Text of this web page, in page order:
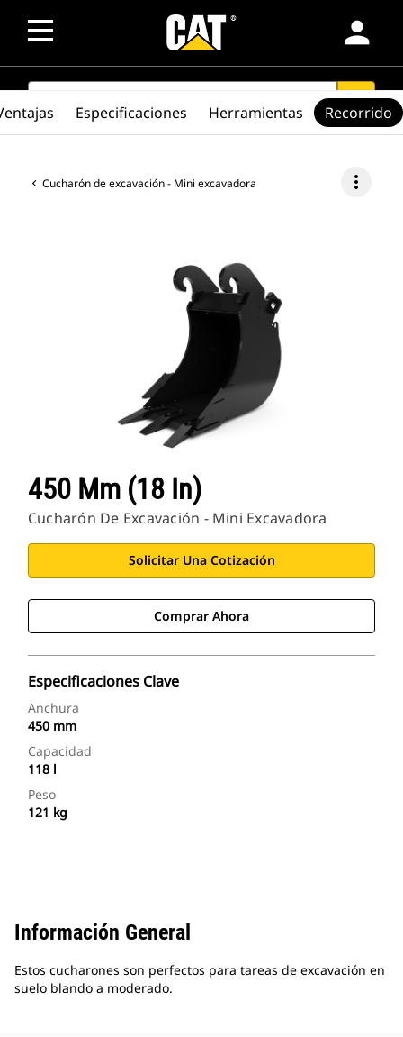
person
SEARCH search
Cucharón de excavación - Mini excavadora more_vert
450 Mm (18 In)
Cucharón De Excavación - Mini Excavadora
Solicitar Una Cotización
Comprar Ahora
Especificaciones Clave
Anchura
450 mm
Capacidad
118 l
Peso
121 kg
Especificaciones Herramientas Recorrido
Información General
Estos cucharones son perfectos para tareas de excavación en
suelo blando a moderado.